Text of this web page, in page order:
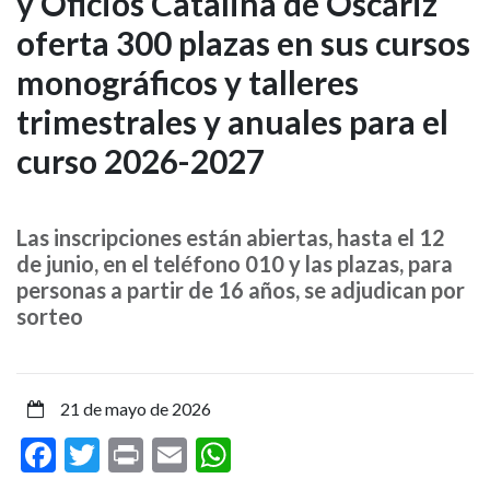
Escuela
Municipal
de
Artes
Oficios
Catalina
Oscáriz
oferta
oferta 300 plazas en sus cursos
monográficos y talleres
trimestrales y anuales para el
curso 2026-2027
Las inscripciones están abiertas, hasta el 12
de junio, en el teléfono 010 y las plazas, para
personas a partir de 16 años, se adjudican por
sorteo
21 de mayo de 2026
Facebook
Twitter
PrintEmail